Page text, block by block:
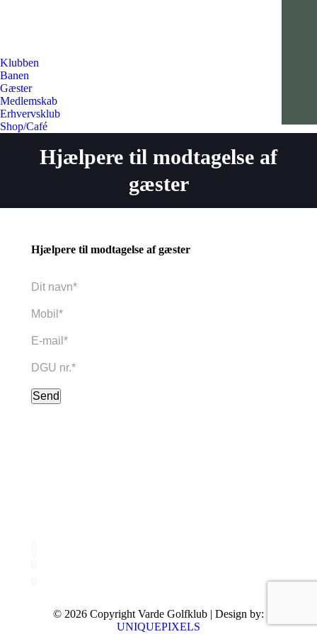
Klubben
Banen
Gæster
Medlemskab
Erhvervsklub
Shop/Café
Hjælpere til modtagelse af
gæster
Hjælpere til modtagelse af gæster
© 2026 Copyright Varde Golfklub | Design by:
UNIQUEPIXELS